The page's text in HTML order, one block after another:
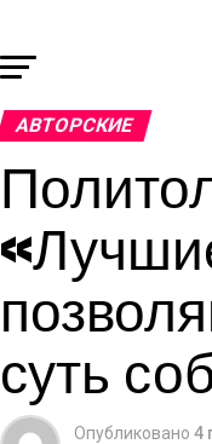
АВТОРСКИЕ
суть
Опубликовано 4